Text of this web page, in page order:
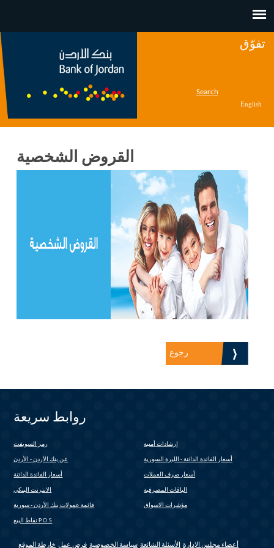
تفوّق
Search
English
القروض الشخصية
رجوع
روابط سريعة
رمز السويفت إرشادات أمنية
عن بنك الأردن - الأردن أسعار الفائدة الدائنة - الليرة السورية
أسعار الفائدة الدائنة أسعار صرف العملات
الانترنت البنكي الباقات المصرفية
قائمة عمولات بنك الأردن - سورية مؤشرات الاسواق
نقاط البيع P.O.S
خارطة الموقع فرص عمل سياسة الخصوصية الأسئلة الشائعة أعضاء مجلس الإدارة